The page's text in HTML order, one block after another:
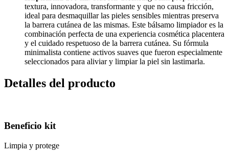
textura, innovadora, transformante y que no causa fricción,
ideal para desmaquillar las pieles sensibles mientras preserva
la barrera cutánea de las mismas. Este bálsamo limpiador es la
combinación perfecta de una experiencia cosmética placentera
y el cuidado respetuoso de la barrera cutánea. Su fórmula
minimalista contiene activos suaves que fueron especialmente
seleccionados para aliviar y limpiar la piel sin lastimarla.
Detalles del producto
Beneficio kit
Limpia y protege